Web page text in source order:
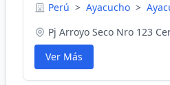
Perú > Ayacucho >
Pj Arroyo Seco Nro 123
Ver Más